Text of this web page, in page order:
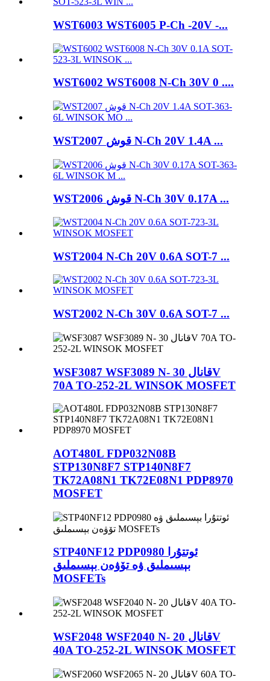
WST6003 WST6005 P-Ch -20V -...
WST6002 WST6008 N-Ch 30V 0 ....
WST2007 قوش N-Ch 20V 1.4A ...
WST2006 قوش N-Ch 30V 0.17A ...
WST2004 N-Ch 20V 0.6A SOT-7 ...
WST2002 N-Ch 30V 0.6A SOT-7 ...
WSF3087 WSF3089 N- قانال 30V
70A TO-252-2L WINSOK MOSFET
AOT480L FDP032N08B
STP130N8F7 STP140N8F7
TK72A08N1 TK72E08N1 PDP8970
MOSFET
STP40NF12 PDP0980 ئوتتۇرا
بېسىملىق ۋە تۆۋەن بېسىملىق
MOSFETs
WSF2048 WSF2040 N- قانال 20V
40A TO-252-2L WINSOK MOSFET